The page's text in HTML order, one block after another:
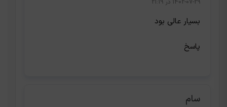
1402-07-29 در 21:19
بسیار عالی بود
پاسخ
سام